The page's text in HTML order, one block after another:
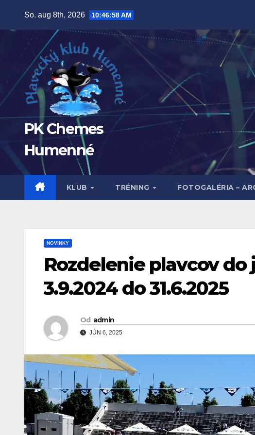
So. aug 8th, 2026 10:46:59 AM
PK Chemes
Humenné
KLUB TRÉNING FOTOGALÉRIA –
NOVINKY
Rozdelenie plavcov
3.9.2024 do 31.6.2025
Od admin
JÚN 6, 2025